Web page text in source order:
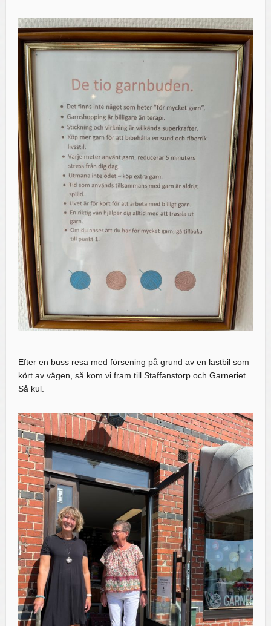
Efter en buss resa med försening på grund av en lastbil som
kört av vägen, så kom vi fram till Staffanstorp och Garneriet.
Så kul.